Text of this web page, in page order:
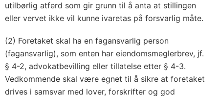
utilbørlig atferd som gir grunn til å anta at stillingen
eller vervet ikke vil kunne ivaretas på forsvarlig måte.
(2) Foretaket skal ha en fagansvarlig person
(fagansvarlig), som enten har eiendomsmeglerbrev, jf.
§ 4-2, advokatbevilling eller tillatelse etter § 4-3.
Vedkommende skal være egnet til å sikre at foretaket
drives i samsvar med lover, forskrifter og god